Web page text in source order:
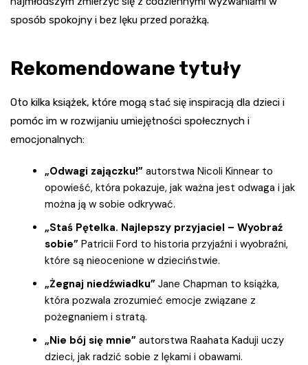
sposób spokojny i bez lęku przed porażką.
Rekomendowane tytuły
Oto kilka książek, które mogą stać się inspiracją dla dzieci i
pomóc im w rozwijaniu umiejętności społecznych i
emocjonalnych:
„Odwagi zajączku!” autorstwa Nicoli Kinnear to
opowieść, która pokazuje, jak ważna jest odwaga i jak
można ją w sobie odkrywać.
„Staś Pętelka. Najlepszy przyjaciel – Wyobraź
sobie” Patricii Ford to historia przyjaźni i wyobraźni,
które są nieocenione w dzieciństwie.
„Żegnaj niedźwiadku” Jane Chapman to książka,
która pozwala zrozumieć emocje związane z
pożegnaniem i stratą.
„Nie bój się mnie” autorstwa Raahata Kaduji uczy
dzieci, jak radzić sobie z lękami i obawami.